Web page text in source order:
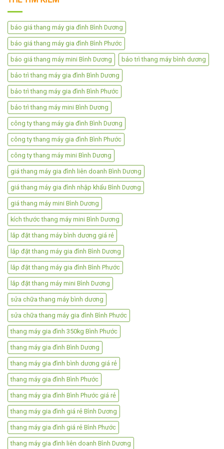
báo giá thang máy gia đình Bình Dương
báo giá thang máy gia đình Bình Phước
báo giá thang máy mini Bình Dương bảo trì thang máy bình dương
bảo trì thang máy gia đình Bình Dương
bảo trì thang máy gia đình Bình Phước
bảo trì thang máy mini Bình Dương
công ty thang máy gia đình Bình Dương
công ty thang máy gia đình Bình Phước
công ty thang máy mini Bình Dương
giá thang máy gia đình liên doanh Bình Dương
giá thang máy gia đình nhập khẩu Bình Dương
giá thang máy mini Bình Dương
kích thước thang máy mini Bình Dương
lắp đặt thang máy bình dương giá rẻ
lắp đặt thang máy gia đình Bình Dương
lắp đặt thang máy gia đình Bình Phước
lắp đặt thang máy mini Bình Dương
sửa chữa thang máy bình dương
sửa chữa thang máy gia đình Bình Phước
thang máy gia đình 350kg Bình Phước
thang máy gia đình Bình Dương
thang máy gia đình bình dương giá rẻ
thang máy gia đình Bình Phước
thang máy gia đình Bình Phước giá rẻ
thang máy gia đình giá rẻ Bình Dương
thang máy gia đình giá rẻ Bình Phước
thang máy gia đình liên doanh Bình Dương